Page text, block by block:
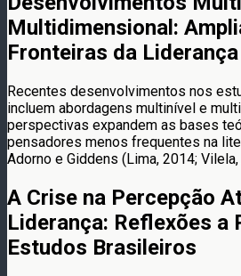
Multidimensional:
Fronteiras da Liderança
Recentes desenvolvimentos nos
incluem abordagens multinível e
perspectivas expandem as bases
pensadores menos frequentes na
Adorno e Giddens (Lima, 2014;
A Crise na Percepção
Liderança: Reflexões a
Estudos Brasileiros